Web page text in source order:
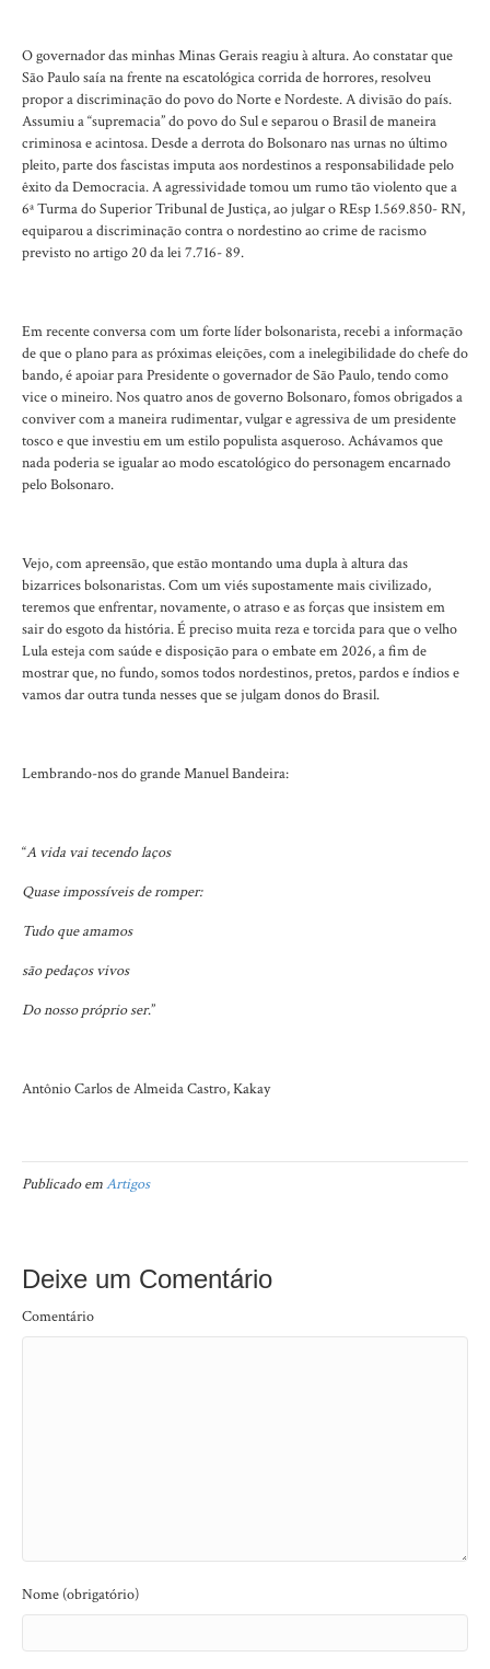
O governador das minhas Minas Gerais reagiu à altura. Ao constatar que
São Paulo saía na frente na escatológica corrida de horrores, resolveu
propor a discriminação do povo do Norte e Nordeste. A divisão do país.
Assumiu a “supremacia” do povo do Sul e separou o Brasil de maneira
criminosa e acintosa. Desde a derrota do Bolsonaro nas urnas no último
pleito, parte dos fascistas imputa aos nordestinos a responsabilidade pelo
êxito da Democracia. A agressividade tomou um rumo tão violento que a
6ª Turma do Superior Tribunal de Justiça, ao julgar o REsp 1.569.850- RN,
equiparou a discriminação contra o nordestino ao crime de racismo
previsto no artigo 20 da lei 7.716- 89.
Em recente conversa com um forte líder bolsonarista, recebi a informação
de que o plano para as próximas eleições, com a inelegibilidade do chefe do
bando, é apoiar para Presidente o governador de São Paulo, tendo como
vice o mineiro. Nos quatro anos de governo Bolsonaro, fomos obrigados a
conviver com a maneira rudimentar, vulgar e agressiva de um presidente
tosco e que investiu em um estilo populista asqueroso. Achávamos que
nada poderia se igualar ao modo escatológico do personagem encarnado
pelo Bolsonaro.
Vejo, com apreensão, que estão montando uma dupla à altura das
bizarrices bolsonaristas. Com um viés supostamente mais civilizado,
teremos que enfrentar, novamente, o atraso e as forças que insistem em
sair do esgoto da história. É preciso muita reza e torcida para que o velho
Lula esteja com saúde e disposição para o embate em 2026, a fim de
mostrar que, no fundo, somos todos nordestinos, pretos, pardos e índios e
vamos dar outra tunda nesses que se julgam donos do Brasil.
Lembrando-nos do grande Manuel Bandeira:
“A vida vai tecendo laços
Quase impossíveis de romper:
Tudo que amamos
são pedaços vivos
Do nosso próprio ser.”
Antônio Carlos de Almeida Castro, Kakay
Publicado emArtigos
Deixe um Comentário
Comentário
Nome (obrigatório)